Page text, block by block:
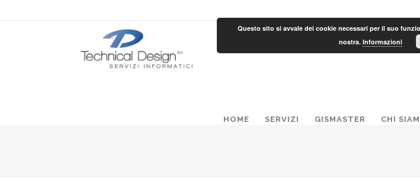
HOME SERVIZI GISMASTER CHI
Questo sito si avvale dei cookie necessari per il suo
nostra. Informazioni